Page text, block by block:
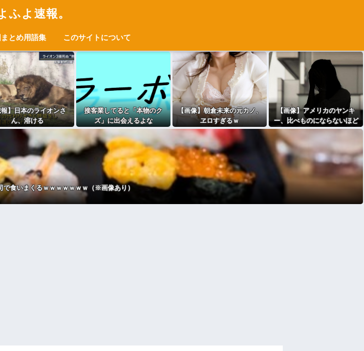
ふよ速報。
とめ用語集 このサイトについて
報】日本のライオンさ
ん、溶ける
接客業してると「本物のク
ズ」に出会えるよな
【画像】朝倉未来の元カノ、
ヱロすぎるｗ
【画像】アメリカのヤンキ
ー、比べものにならないほど
怖すぎる・・・
で食いまくるｗｗｗｗｗｗｗ（※画像あり）